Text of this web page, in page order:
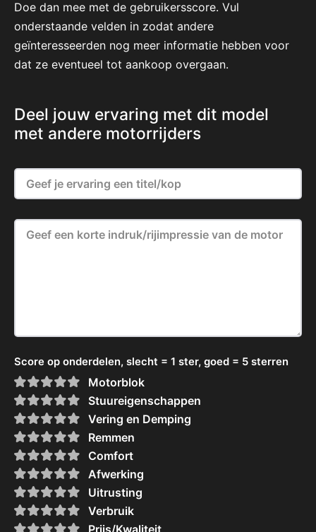
Doe dan mee met de gebruikersscore. Vul
onderstaande velden in zodat andere
geïnteresseerden nog meer informatie hebben voor
dat ze eventueel tot aankoop overgaan.
Deel jouw ervaring met dit model
met andere motorrijders
Score op onderdelen, slecht = 1 ster, goed = 5 sterren
Motorblok
Stuureigenschappen
Vering en Demping
Remmen
Comfort
Afwerking
Uitrusting
Verbruik
Prijs/Kwaliteit